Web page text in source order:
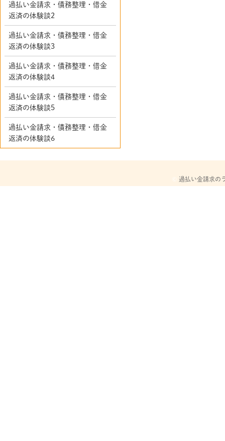
過払い金請求・債務整理・借金
返済の体験談2
過払い金請求・債務整理・借金
返済の体験談3
過払い金請求・債務整理・借金
返済の体験談4
過払い金請求・債務整理・借金
返済の体験談5
過払い金請求・債務整理・借金
返済の体験談6
© 過払い金請求の